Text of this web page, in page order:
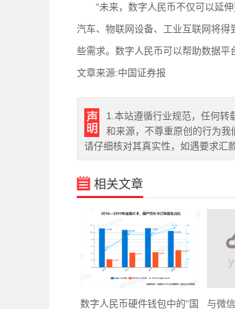
“未来，数字人民币不仅可以延伸
汽车、物联网设备、工业互联网将
些需求。数字人民币可以帮助数据平
文章来源:中国证券报
1.本站遵循行业规范，任何转
和来源，不尊重原创的行为
请仔细核对其真实性，如遇要求汇
相关文章
数字人民币硬件钱包中的“国 与微